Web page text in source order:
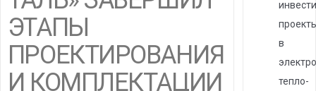
ЭТАПЫ
ПРОЕКТИРОВАНИЯ
И КОМПЛЕКТАЦИИ
в
тепло-